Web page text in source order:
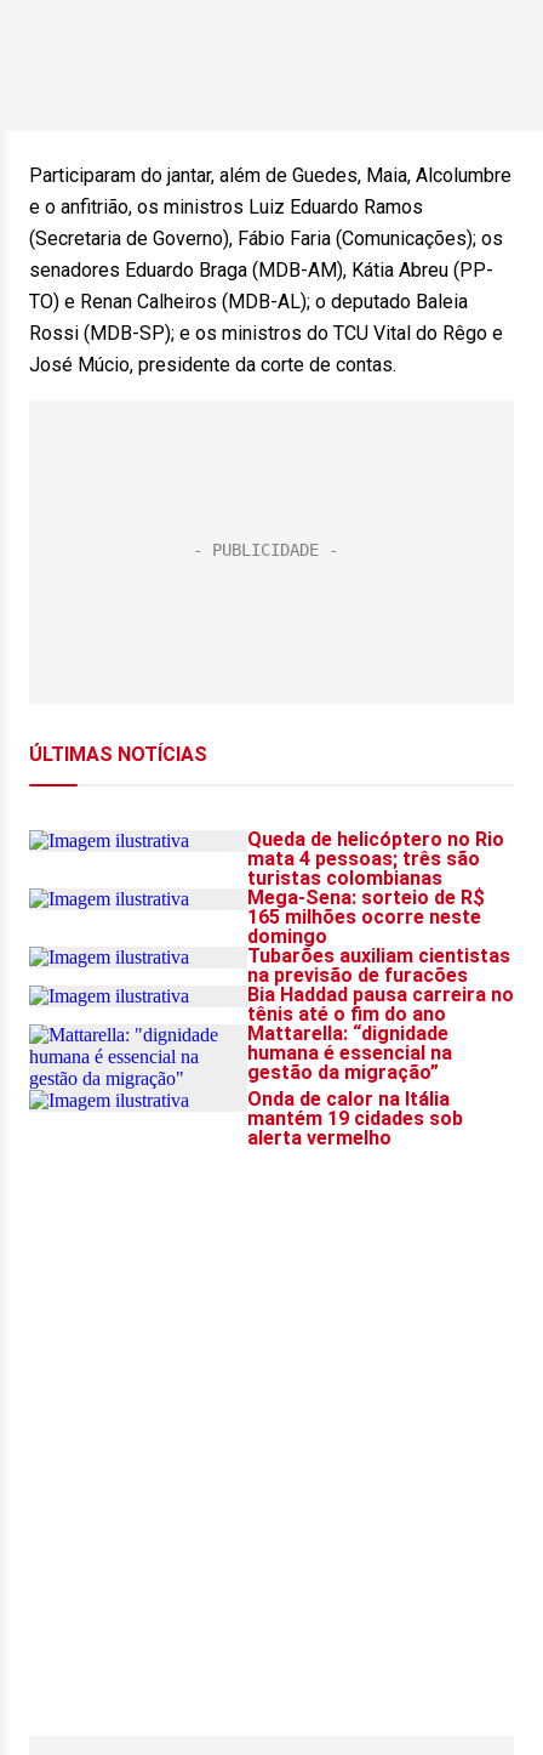
Participaram do jantar, além de Guedes, Maia, Alcolumbre
e o anfitrião, os ministros Luiz Eduardo Ramos
(Secretaria de Governo), Fábio Faria (Comunicações); os
senadores Eduardo Braga (MDB-AM), Kátia Abreu (PP-
TO) e Renan Calheiros (MDB-AL); o deputado Baleia
Rossi (MDB-SP); e os ministros do TCU Vital do Rêgo e
José Múcio, presidente da corte de contas.